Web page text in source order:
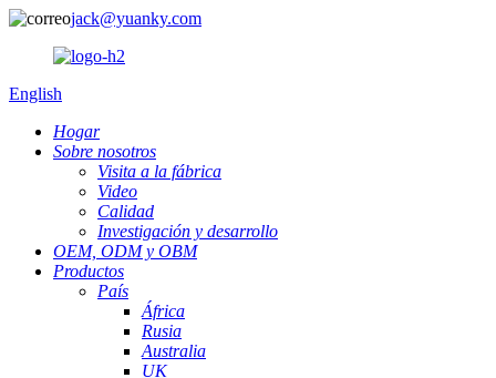
jack@yuanky.com
English
Hogar
Sobre nosotros
Visita a la fábrica
Video
Calidad
Investigación y desarrollo
OEM, ODM y OBM
Productos
País
África
Rusia
Australia
UK